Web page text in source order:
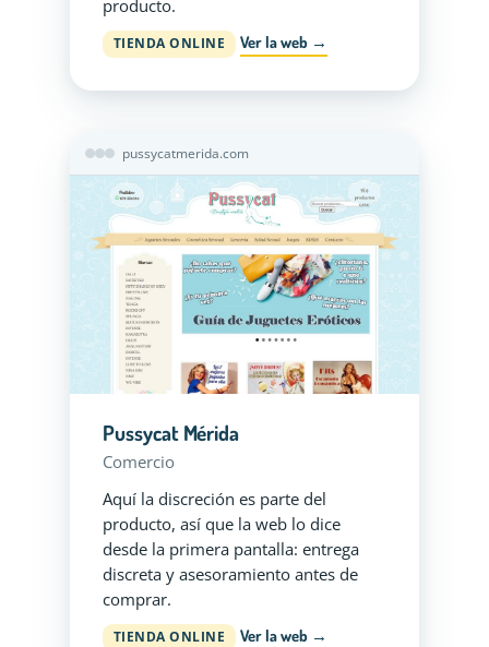
producto.
TIENDA ONLINE Ver la web →
pussycatmerida.com
Pussycat Mérida
Comercio
Aquí la discreción es parte del
producto, así que la web lo dice
desde la primera pantalla: entrega
discreta y asesoramiento antes de
comprar.
TIENDA ONLINE Ver la web →